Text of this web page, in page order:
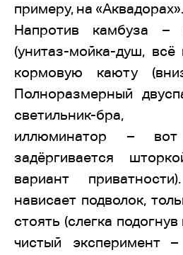
примеру, на «Аквадорах».
Напротив камбуза –
(унитаз-мойка-душ,
кормовую каюту
Полноразмерный
светильник-бра,
иллюминатор –
задёргивается
вариант
нависает подволок,
стоять (слегка
чистый эксперимент